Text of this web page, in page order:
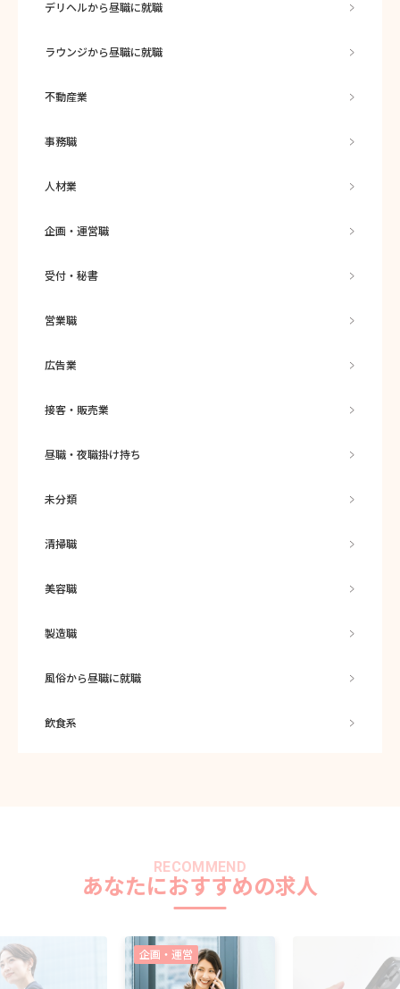
デリヘルから昼職に就職
ラウンジから昼職に就職
不動産業
事務職
人材業
企画・運営職
受付・秘書
営業職
広告業
接客・販売業
昼職・夜職掛け持ち
未分類
清掃職
美容職
製造職
風俗から昼職に就職
飲食系
RECOMMEND
あなたにおすすめの求人
企画・運営